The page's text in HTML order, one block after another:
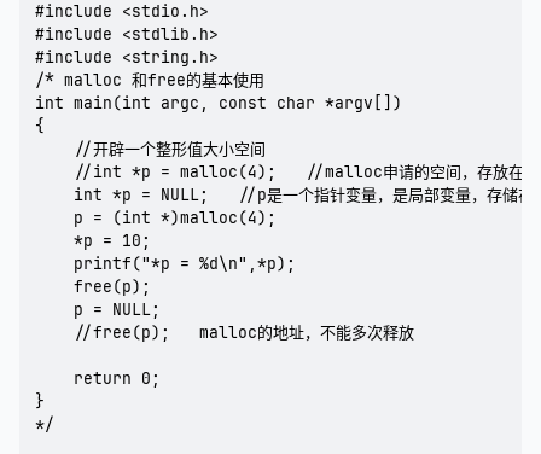
#include <stdio.h>
#include <stdlib.h>
#include <string.h>
/* malloc 和free的基本使用
int main(int argc, const char *argv[])
{
    //开辟一个整形值大小空间
//int *p = malloc(4);   //malloc申请的空间，存放在堆
int *p = NULL;   //p是一个指针变量，是局部变量，存储在
    p = (int *)malloc(4);
    *p = 10;
    printf("*p = %d\n",*p);
    free(p);
    p = NULL;
    //free(p);   malloc的地址，不能多次释放
    return 0;
}
*/